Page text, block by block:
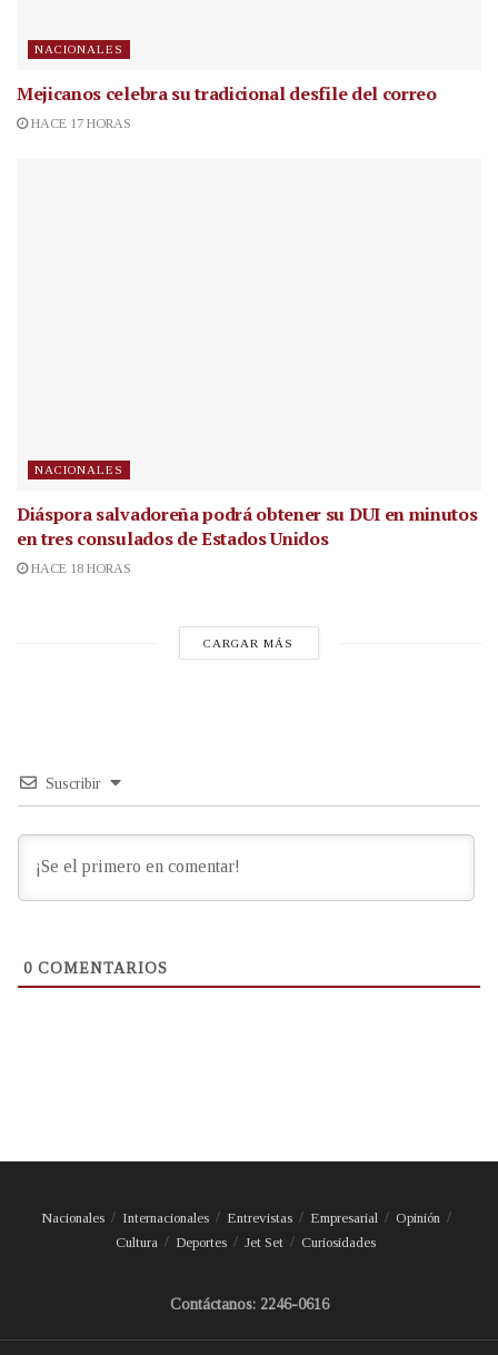
NACIONALES
Mejicanos celebra su tradicional desfile del correo
HACE 17 HORAS
NACIONALES
Diáspora salvadoreña podrá obtener su DUI en minutos
en tres consulados de Estados Unidos
HACE 18 HORAS
CARGAR MÁS
Suscribir
0 COMENTARIOS
Nacionales Internacionales Entrevistas Empresarial
Opinión
Cultura
Deportes Jet Set Curiosidades
Contáctanos: 2246-0616